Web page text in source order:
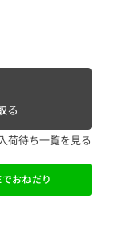
る
荷待ち一覧を見る
おねだり